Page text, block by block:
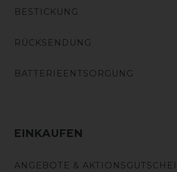
BESTICKUNG
RÜCKSENDUNG
BATTERIEENTSORGUNG
EINKAUFEN
ANGEBOTE &